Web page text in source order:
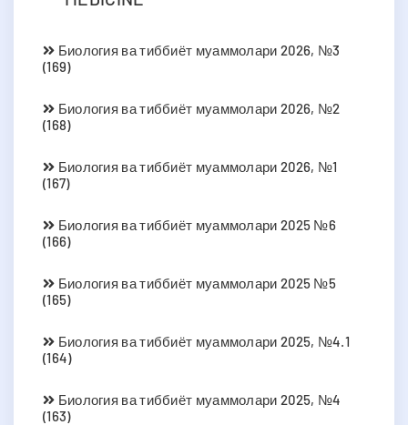
Биология ва тиббиёт муаммолари 2026, №3
(169)
Биология ва тиббиёт муаммолари 2026, №2
(168)
Биология ва тиббиёт муаммолари 2026, №1
(167)
Биология ва тиббиёт муаммолари 2025 №6
(166)
Биология ва тиббиёт муаммолари 2025 №5
(165)
Биология ва тиббиёт муаммолари 2025, №4.1
(164)
Биология ва тиббиёт муаммолари 2025, №4
(163)